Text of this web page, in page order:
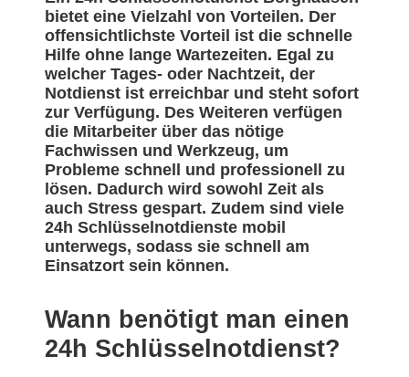
bietet eine Vielzahl von Vorteilen. Der
offensichtlichste Vorteil ist die schnelle
Hilfe ohne lange Wartezeiten. Egal zu
welcher Tages- oder Nachtzeit, der
Notdienst ist erreichbar und steht sofort
zur Verfügung. Des Weiteren verfügen
die Mitarbeiter über das nötige
Fachwissen und Werkzeug, um
Probleme schnell und professionell zu
lösen. Dadurch wird sowohl Zeit als
auch Stress gespart. Zudem sind viele
24h Schlüsselnotdienste mobil
unterwegs, sodass sie schnell am
Einsatzort sein können.
Wann benötigt man einen
24h Schlüsselnotdienst?